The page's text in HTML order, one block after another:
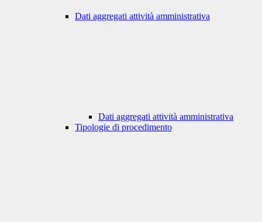
Dati aggregati attività amministrativa
Dati aggregati attività amministrativa
Tipologie di procedimento